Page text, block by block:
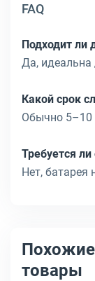
FAQ
Подходит ли
Да, идеальна
Какой срок
Обычно 5–10
Требуется
Нет, батарея
товары